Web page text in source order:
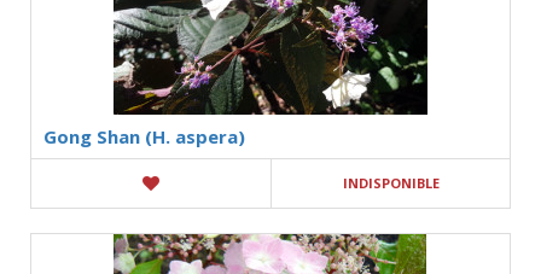
Gong Shan (H. aspera)
INDISPONIBLE